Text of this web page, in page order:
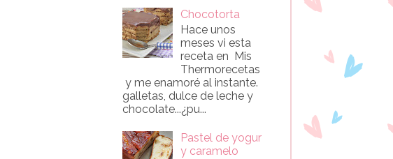
Chocotorta
Hace unos
meses vi esta
receta en Mis
Thermorecetas
y me enamoré al instante.
galletas, dulce de leche y
chocolate...¿pu...
Pastel de yogur
y caramelo